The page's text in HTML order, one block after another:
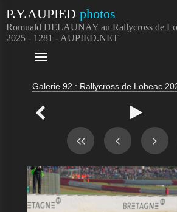
P.Y.AUPIED photos
Romuald DELAUNAY au Rallycross de
2025 - 1281 - AUPIED.NET

Galerie 92 : Rallycross de Loheac
 